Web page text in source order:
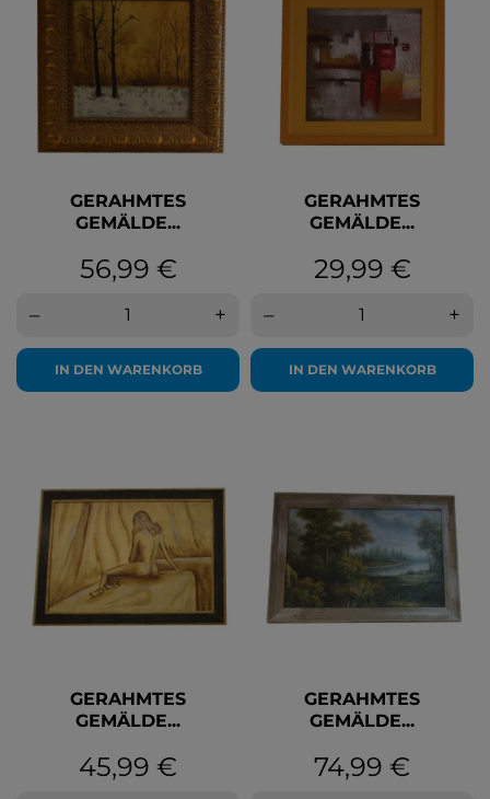
GERAHMTES
GEMÄLDE...
Preis
56,99 €
– +
IN DEN WARENKORB
GERAHMTES
GEMÄLDE...
Preis
29,99 €
– +
IN DEN WARENKORB
GERAHMTES
GEMÄLDE...
Preis
45,99 €
GERAHMTES
GEMÄLDE...
Preis
74,99 €